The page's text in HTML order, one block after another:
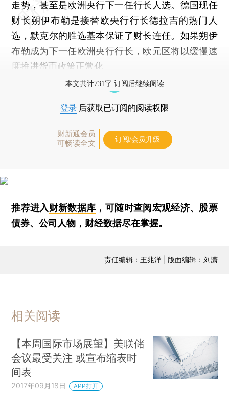
走势，甚至是欧洲央行下一任行长人选。德国现任
财长朔伊布勒是接替欧央行行长德拉吉的热门人
选，默克尔的胜选基本保证了财长连任。如果朔伊
布勒成为下一任欧洲央行行长，欧元区将以缓慢速
度推进货币政策正常化。
本文共计731字 订阅后继续阅读
登录 后获取已订阅的阅读权限
财新通会员
可畅读全文
订阅/会员升级
推荐进入财新数据库 ，可随时查阅宏观经济、股票
债券、公司人物，财经数据尽在掌握。
责任编辑：王兆洋 | 版面编辑：刘潇
相关阅读
【本周国际市场展望】美联储
会议最受关注 或宣布缩表时
间表
2017年09月18日 APP打开